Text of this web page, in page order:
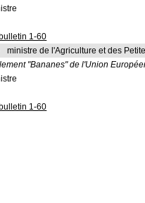
bulletin 1-60
ministre de l'Agriculture et des
"Bananes" de l'Union
bulletin 1-60